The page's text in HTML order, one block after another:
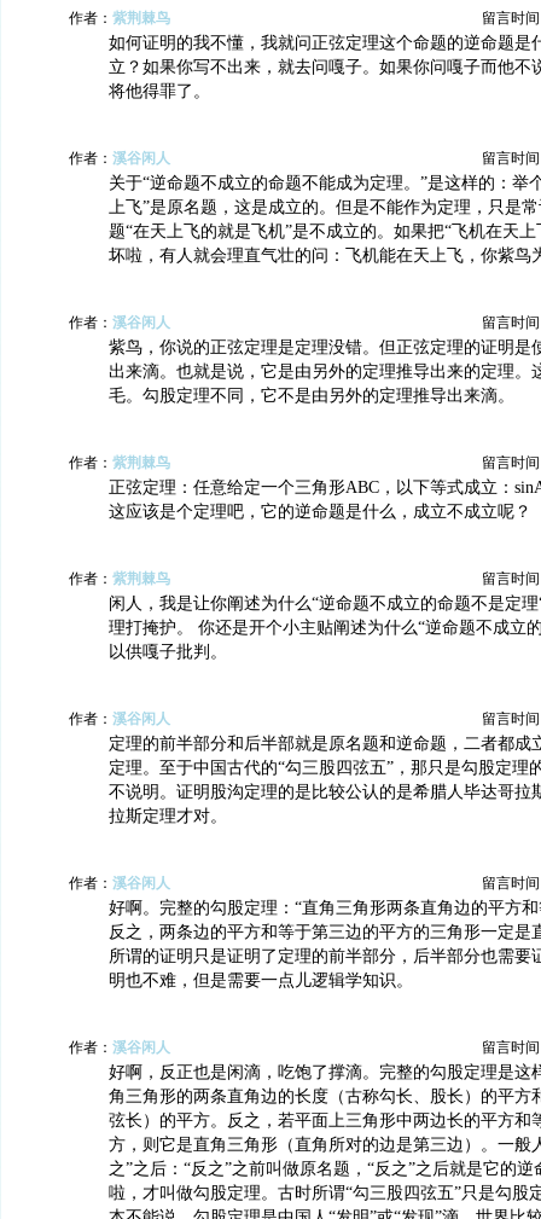
作者： 紫荆棘鸟 留言时间
如何证明的我不懂，我就问正弦定理这个命题的逆命题是
立？如果你写不出来，就去问嘎子。如果你问嘎子而他不
将他得罪了。
作者： 溪谷闲人 留言时间
关于“逆命题不成立的命题不能成为定理。”是这样的：举
上飞”是原名题，这是成立的。但是不能作为定理，只是
题“在天上飞的就是飞机”是不成立的。如果把“飞机在天
坏啦，有人就会理直气壮的问：飞机能在天上飞，你紫鸟
作者： 溪谷闲人 留言时间
紫鸟，你说的正弦定理是定理没错。但正弦定理的证明是
出来滴。也就是说，它是由另外的定理推导出来的定理。
毛。勾股定理不同，它不是由另外的定理推导出来滴。
作者： 紫荆棘鸟 留言时间
正弦定理：任意给定一个三角形ABC，以下等式成立：
这应该是个定理吧，它的逆命题是什么，成立不成立呢？
作者： 紫荆棘鸟 留言时间
闲人，我是让你阐述为什么“逆命题不成立的命题不是定
理打掩护。 你还是开个小主贴阐述为什么“逆命题不成立
以供嘎子批判。
作者： 溪谷闲人 留言时间
定理的前半部分和后半部就是原名题和逆命题，二者都成
定理。至于中国古代的“勾三股四弦五”，那只是勾股定理
不说明。证明股沟定理的是比较公认的是希腊人毕达哥拉
拉斯定理才对。
作者： 溪谷闲人 留言时间
好啊。完整的勾股定理：“直角三角形两条直角边的平方
反之，两条边的平方和等于第三边的平方的三角形一定是
所谓的证明只是证明了定理的前半部分，后半部分也需要
明也不难，但是需要一点儿逻辑学知识。
作者： 溪谷闲人 留言时间
好啊，反正也是闲滴，吃饱了撑滴。完整的勾股定理是这
角三角形的两条直角边的长度（古称勾长、股长）的平方
弦长）的平方。反之，若平面上三角形中两边长的平方和
方，则它是直角三角形（直角所对的边是第三边）。一般
之”之后：“反之”之前叫做原名题，“反之”之后就是它的
啦，才叫做勾股定理。古时所谓“勾三股四弦五”只是勾股